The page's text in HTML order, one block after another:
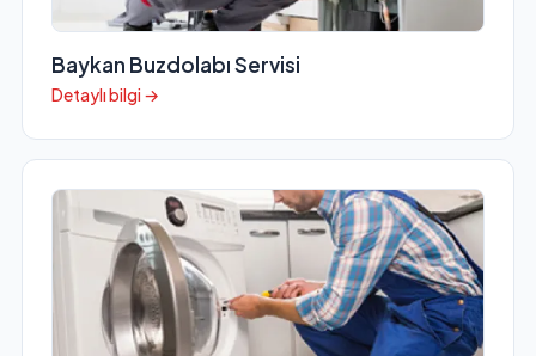
Baykan Buzdolabı Servisi
Detaylı bilgi →